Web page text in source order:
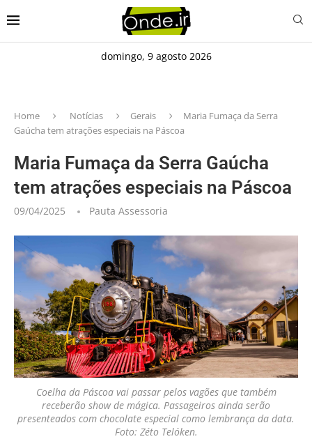
domingo, 9 agosto 2026
Home Notícias Gerais
Maria Fumaça da Serra
Gaúcha tem atrações especiais na Páscoa
Maria Fumaça da Serra Gaúcha
tem atrações especiais na Páscoa
09/04/2025 Pauta Assessoria
Coelha da Páscoa vai passar pelos vagões que também
receberão show de mágica. Passageiros ainda serão
presenteados com chocolate especial como lembrança da data.
Foto: Zéto Telóken.